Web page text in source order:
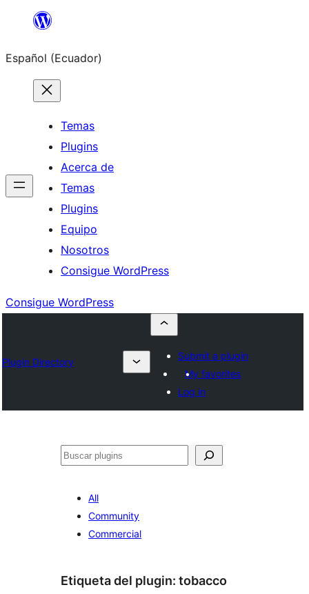
Saltar
contenido
Español (Ecuador)
Temas
Plugins
Acerca de
Temas
Plugins
Equipo
Nosotros
Consigue WordPress
Consigue WordPress
Plugin Directory
Submit a plugin
My favorites
Log in
Buscar
All
Community
Commercial
Etiqueta del plugin: tobacco